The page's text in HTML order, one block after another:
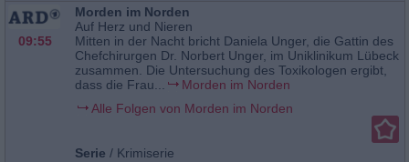
09:55
Morden im Norden
Auf Herz und Nieren
Mitten in der Nacht bricht Daniela Unger, die Gattin des
Chefchirurgen Dr. Norbert Unger, im Uniklinikum Lübeck
zusammen. Die Untersuchung des Toxikologen ergibt,
dass die Frau...
Morden im Norden
Alle Folgen von Morden im Norden
Serie / Krimiserie